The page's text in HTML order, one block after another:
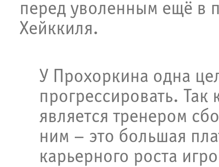
перед уволенным ещё в
Хейккиля.
У Прохоркина одна
прогрессировать. Так
является тренером
ним – это большая
карьерного роста